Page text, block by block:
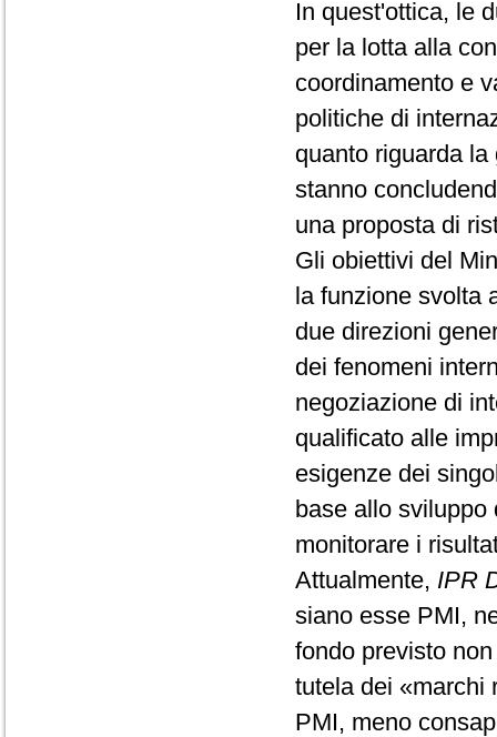
In quest'ottica, le
per la lotta alla
coordinamento e
politiche di
quanto riguarda
stanno
una proposta di
Gli obiettivi del
la funzione svolta
due direzioni
dei fenomeni
negoziazione di
qualificato alle
esigenze dei
base allo sviluppo
monitorare i
Attualmente, IPR
siano esse PMI,
fondo previsto
tutela dei «marchi
PMI, meno